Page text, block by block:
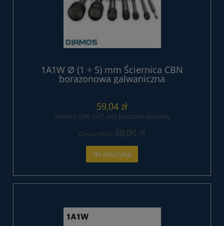
1A1W Ø (1 ÷ 5) mm Ściernica CBN
borazonowa galwaniczna
59,04 zł
zawiera 23% VAT, bez kosztów dostawy
Cena netto: 48,00 zł
do koszyka